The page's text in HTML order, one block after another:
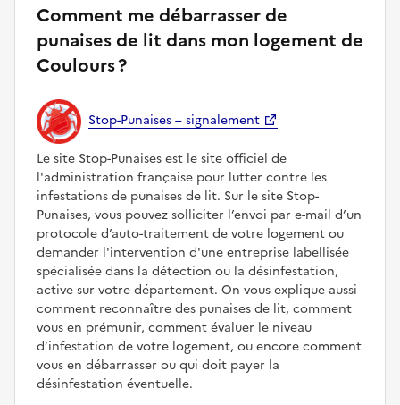
Comment me débarrasser de
punaises de lit dans mon logement de
Coulours ?
Stop-Punaises – signalement
Le site Stop-Punaises est le site officiel de
l'administration française pour lutter contre les
infestations de punaises de lit. Sur le site Stop-
Punaises, vous pouvez solliciter l’envoi par e-mail d’un
protocole d’auto-traitement de votre logement ou
demander l'intervention d'une entreprise labellisée
spécialisée dans la détection ou la désinfestation,
active sur votre département. On vous explique aussi
comment reconnaître des punaises de lit, comment
vous en prémunir, comment évaluer le niveau
d’infestation de votre logement, ou encore comment
vous en débarrasser ou qui doit payer la
désinfestation éventuelle.